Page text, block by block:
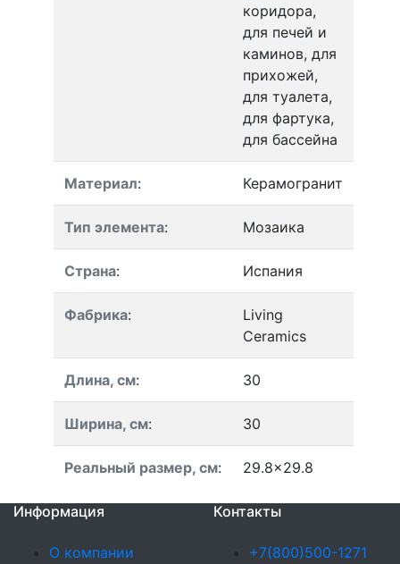
коридора,
для печей и
каминов, для
прихожей,
для туалета,
для фартука,
для бассейна
Материал: Керамогранит
Тип элемента: Мозаика
Страна: Испания
Фабрика:
Living
Ceramics
Длина, см: 30
Ширина, см: 30
Реальный размер, см: 29.8x29.8
Информация
О компании
Контакты
+7(800)500-1271